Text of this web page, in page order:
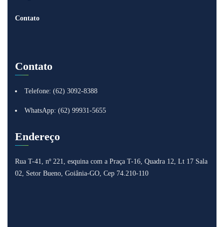
Contato
Contato
Telefone: (62) 3092-8388
WhatsApp: (62) 99931-5655
Endereço
Rua T-41, nº 221, esquina com a Praça T-16, Quadra 12, Lt 17 Sala
02, Setor Bueno, Goiânia-GO, Cep 74.210-110